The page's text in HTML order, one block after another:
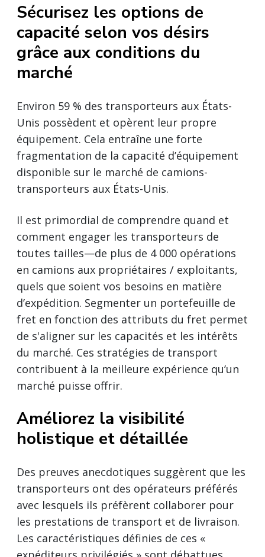
Sécurisez les options de
capacité selon vos désirs
grâce aux conditions du
marché
Environ 59 % des transporteurs aux États-
Unis possèdent et opèrent leur propre
équipement. Cela entraîne une forte
fragmentation de la capacité d’équipement
disponible sur le marché de camions-
transporteurs aux États-Unis.
Il est primordial de comprendre quand et
comment engager les transporteurs de
toutes tailles—de plus de 4 000 opérations
en camions aux propriétaires / exploitants,
quels que soient vos besoins en matière
d’expédition. Segmenter un portefeuille de
fret en fonction des attributs du fret permet
de s'aligner sur les capacités et les intérêts
du marché. Ces stratégies de transport
contribuent à la meilleure expérience qu’un
marché puisse offrir.
Améliorez la visibilité
holistique et détaillée
Des preuves anecdotiques suggèrent que les
transporteurs ont des opérateurs préférés
avec lesquels ils préfèrent collaborer pour
les prestations de transport et de livraison.
Les caractéristiques définies de ces «